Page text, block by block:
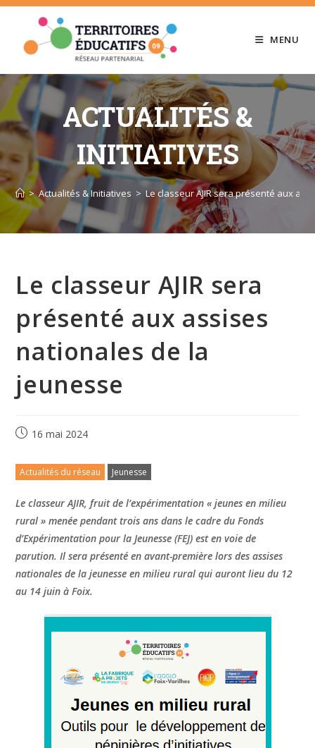
Skip
content
MENU
ACTUALITÉS &
INITIATIVES
> Actualités & Initiatives > Le classeur AJIR sera présenté aux
Le classeur AJIR sera
présenté aux assises
nationales de la
jeunesse
16 mai 2024
Actualités du réseau Jeunesse
Le classeur AJIR, fruit de l’expérimentation « jeunes en milieu
rural » menée pendant trois ans dans le cadre du Fonds
d’Expérimentation pour la Jeunesse (FEJ) est en voie de
parution. Il sera présenté en avant-première lors des assises
nationales de la jeunesse en milieu rural qui auront lieu du 12
au 14 juin à Foix.